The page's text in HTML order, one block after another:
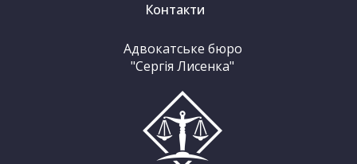
Контакти
Адвокатське бюро
"Сергія Лисенка"